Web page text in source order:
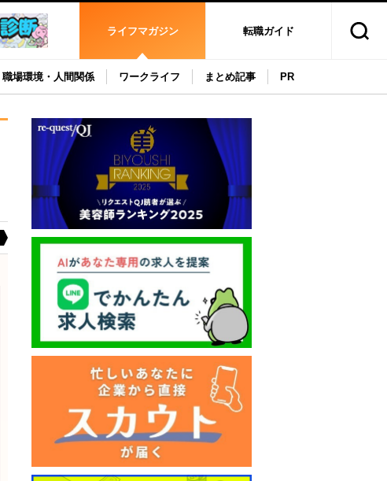
ライフマガジン 転職ガイド
職場環境・人間関係 ワークライフ まとめ記事 PR